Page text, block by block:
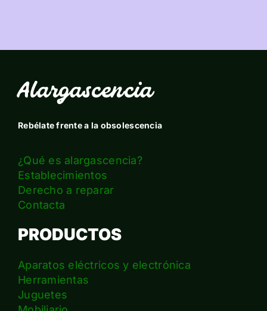
Alargascencia
Rebélate frente a la obsolescencia
¿Qué es alargascencia?
Establecimientos
Derecho a reparar
Contacta
PRODUCTOS
Aparatos eléctricos y electrónica
Herramientas
Juguetes